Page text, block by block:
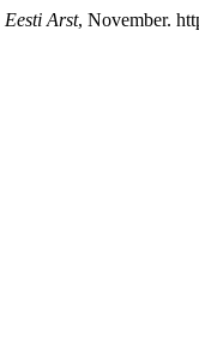
Eesti Arst, November.